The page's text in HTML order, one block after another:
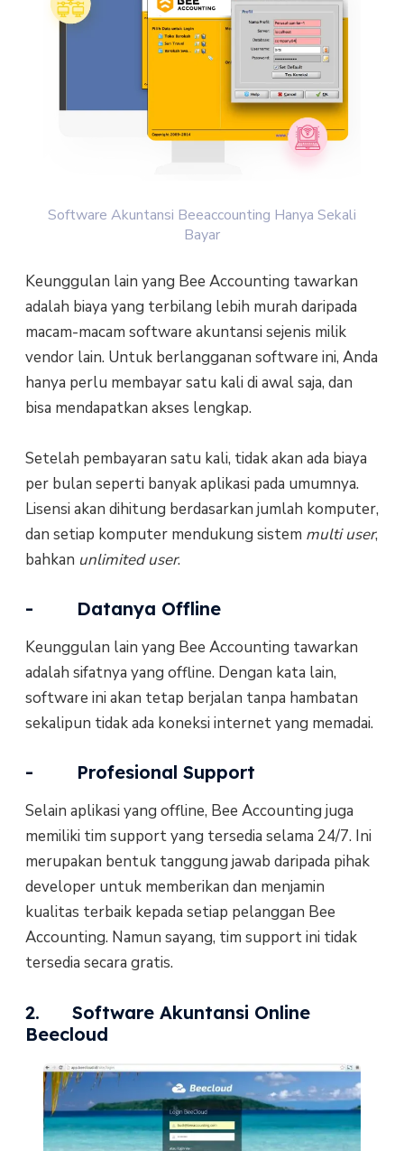
Software Akuntansi Beeaccounting Hanya Sekali
Bayar
Keunggulan lain yang Bee Accounting tawarkan
adalah biaya yang terbilang lebih murah daripada
macam-macam software akuntansi sejenis milik
vendor lain. Untuk berlangganan software ini, Anda
hanya perlu membayar satu kali di awal saja, dan
bisa mendapatkan akses lengkap.
Setelah pembayaran satu kali, tidak akan ada biaya
per bulan seperti banyak aplikasi pada umumnya.
Lisensi akan dihitung berdasarkan jumlah komputer,
dan setiap komputer mendukung sistem multi user,
bahkan unlimited user.
- Datanya Offline
Keunggulan lain yang Bee Accounting tawarkan
adalah sifatnya yang offline. Dengan kata lain,
software ini akan tetap berjalan tanpa hambatan
sekalipun tidak ada koneksi internet yang memadai.
- Profesional Support
Selain aplikasi yang offline, Bee Accounting juga
memiliki tim support yang tersedia selama 24/7. Ini
merupakan bentuk tanggung jawab daripada pihak
developer untuk memberikan dan menjamin
kualitas terbaik kepada setiap pelanggan Bee
Accounting. Namun sayang, tim support ini tidak
tersedia secara gratis.
2. Software Akuntansi Online
Beecloud